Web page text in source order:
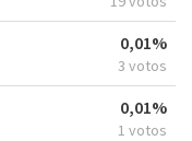
0,01%
3 votos
0,01%
1 votos